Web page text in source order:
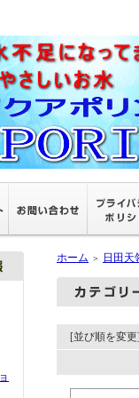
ホーム ＞ 日田天
[並び順を変更]